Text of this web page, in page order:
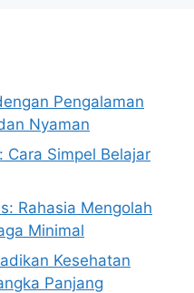
Pengalaman
Nyaman
Cara Simpel Belajar
Rahasia Mengolah
Minimal
Kesehatan
Panjang